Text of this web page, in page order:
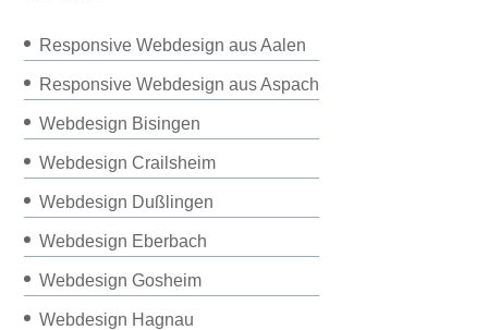
Responsive Webdesign aus Aalen
Responsive Webdesign aus Aspach
Webdesign Bisingen
Webdesign Crailsheim
Webdesign Dußlingen
Webdesign Eberbach
Webdesign Gosheim
Webdesign Hagnau